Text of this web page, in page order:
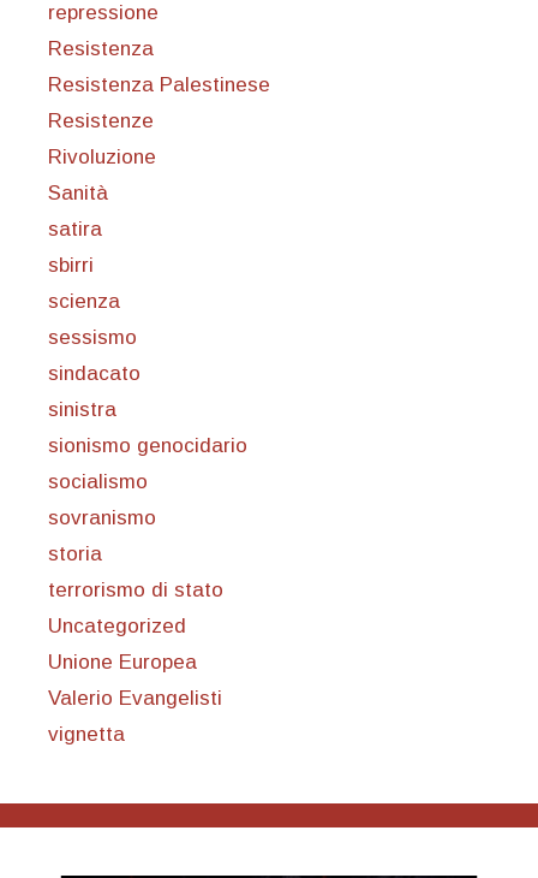
repressione
Resistenza
Resistenza Palestinese
Resistenze
Rivoluzione
Sanità
satira
sbirri
scienza
sessismo
sindacato
sinistra
sionismo genocidario
socialismo
sovranismo
storia
terrorismo di stato
Uncategorized
Unione Europea
Valerio Evangelisti
vignetta